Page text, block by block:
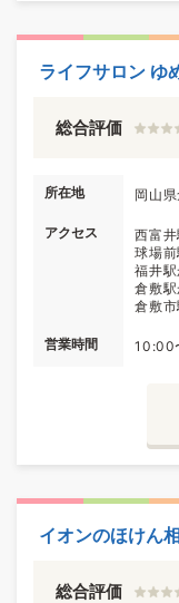
ライフサロン ゆ
総合評価
所在地 岡山
アクセス
西富
球場
福井
倉敷
倉敷
営業時間 10:00
イオンのほけん
総合評価